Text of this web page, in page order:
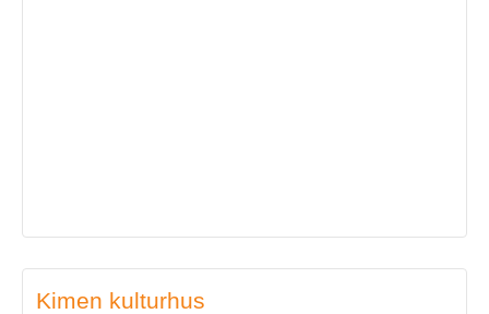
Kimen kulturhus